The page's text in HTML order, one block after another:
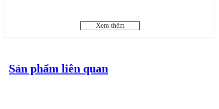
Xem thêm
Sản phẩm liên quan